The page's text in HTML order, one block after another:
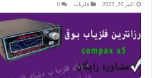
اکتبر 26, 2022 فلزیاب 0